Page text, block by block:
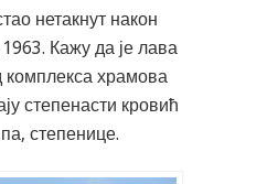
нетакнут након
Кажу да је лава
храмова
степенасти кровић
степенице.